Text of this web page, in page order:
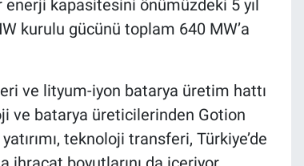
enerji kapasitesini önümüzdeki 5 yıl
kurulu gücünü toplam 640 MW’a
ve lityum-iyon batarya üretim hattı
ve batarya üreticilerinden Gotion
teknoloji transferi, Türkiye’de